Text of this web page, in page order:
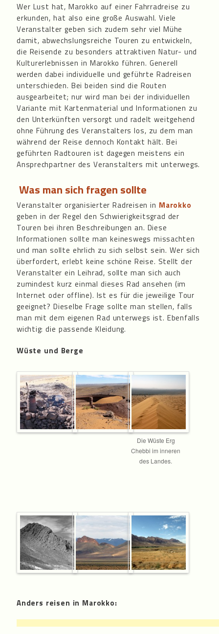
Wer Lust hat, Marokko auf einer Fahrradreise zu
erkunden, hat also eine große Auswahl. Viele
Veranstalter geben sich zudem sehr viel Mühe
damit, abwechslungsreiche Touren zu entwickeln,
die Reisende zu besonders attraktiven Natur- und
Kulturerlebnissen in Marokko führen. Generell
werden dabei individuelle und geführte Radreisen
unterschieden. Bei beiden sind die Routen
ausgearbeitet; nur wird man bei der individuellen
Variante mit Kartenmaterial und Informationen zu
den Unterkünften versorgt und radelt weitgehend
ohne Führung des Veranstalters los, zu dem man
während der Reise dennoch Kontakt hält. Bei
geführten Radtouren ist dagegen meistens ein
Ansprechpartner des Veranstalters mit unterwegs.
Was man sich fragen sollte
Veranstalter organisierter Radreisen in Marokko
geben in der Regel den Schwierigkeitsgrad der
Touren bei ihren Beschreibungen an. Diese
Informationen sollte man keineswegs missachten
und man sollte ehrlich zu sich selbst sein. Wer sich
überfordert, erlebt keine schöne Reise. Stellt der
Veranstalter ein Leihrad, sollte man sich auch
zumindest kurz einmal dieses Rad ansehen (im
Internet oder offline). Ist es für die jeweilige Tour
geeignet? Dieselbe Frage sollte man stellen, falls
man mit dem eigenen Rad unterwegs ist. Ebenfalls
wichtig: die passende Kleidung.
Wüste und Berge
Die Wüste Erg
Chebbi im inneren
des Landes.
Anders reisen in Marokko: